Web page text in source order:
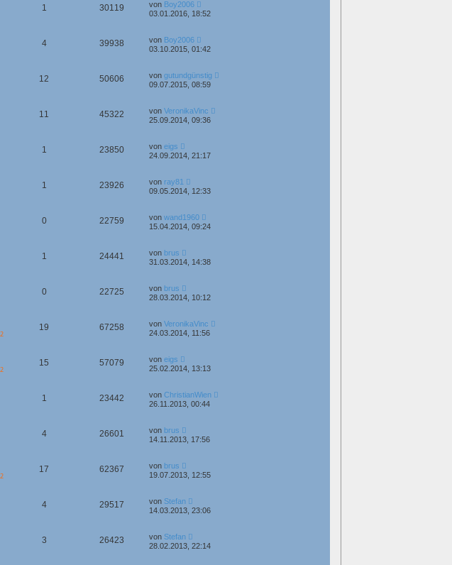
1 30119 von Boy2006
03.01.2016, 18:52
4 39938 von Boy2006
03.10.2015, 01:42
12 50606 von gutundgünstig
09.07.2015, 08:59
11 45322 von VeronikaVinc
25.09.2014, 09:36
1 23850 von eigs
24.09.2014, 21:17
1 23926 von ray81
09.05.2014, 12:33
0 22759 von wand1960
15.04.2014, 09:24
1 24441 von brus
31.03.2014, 14:38
0 22725 von brus
28.03.2014, 10:12
2
19 67258 von VeronikaVinc
24.03.2014, 11:56
2
15 57079 von eigs
25.02.2014, 13:13
1 23442 von ChristianWien
26.11.2013, 00:44
4 26601 von brus
14.11.2013, 17:56
2
17 62367 von brus
19.07.2013, 12:55
4 29517 von Stefan
14.03.2013, 23:06
3 26423 von Stefan
28.02.2013, 22:14